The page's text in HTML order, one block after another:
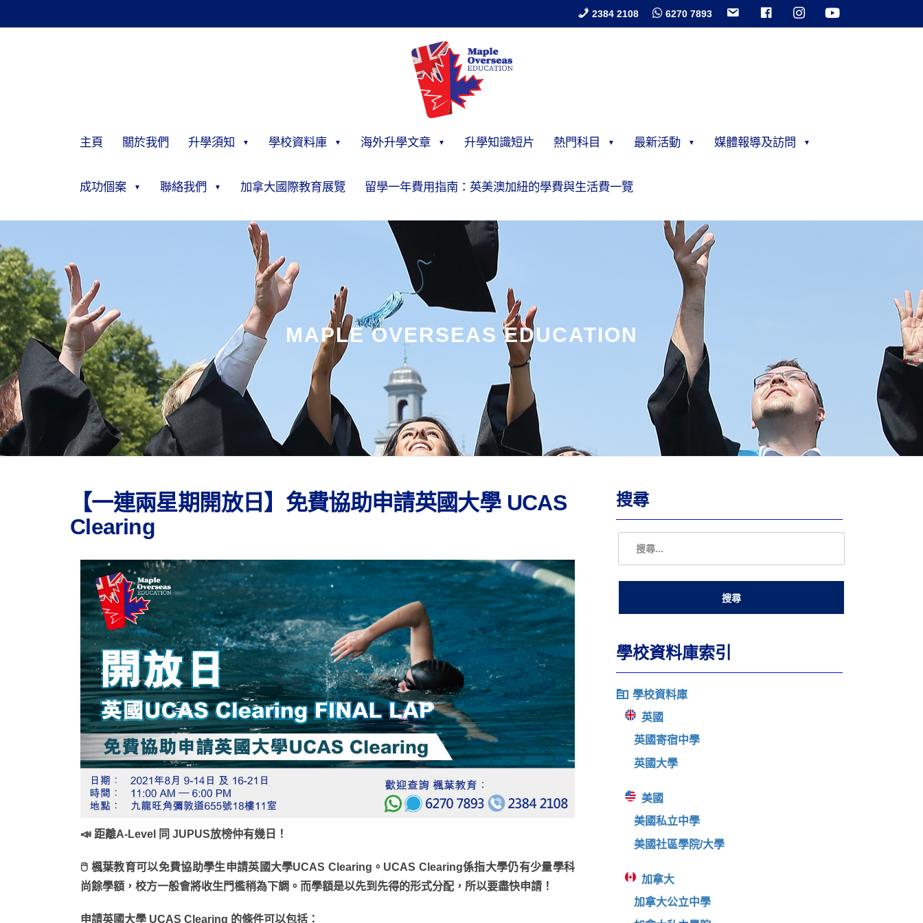
2384 2108 6270 7893
主頁 關於我們 升學須知 學校資料庫 海外升學文章 升學知識短片 熱門科目 最新活動 媒體報導及訪問
成功個案 聯絡我們 加拿大國際教育展覽 留學一年費用指南：英美澳加紐的學費與生活費一覽
MAPLE OVERSEAS EDUCATION
【一連兩星期開放日】免費協助申請英國大學 UCAS
Clearing
📣 距離A-Level 同 JUPUS放榜仲有幾日！
🖱 楓葉教育可以免費協助學生申請英國大學UCAS Clearing。UCAS Clearing係指大學仍有少量學科
尚餘學額，校方一般會將收生門檻稍為下調。而學額是以先到先得的形式分配，所以要盡快申請！
申請英國大學 UCAS Clearing 的條件可以包括：
搜尋
學校資料庫索引
學校資料庫
英國
英國寄宿中學
英國大學
美國
美國私立中學
美國社區學院/大學
加拿大
加拿大公立中學